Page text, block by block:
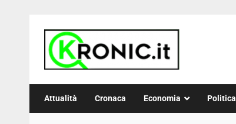
content
Attualità Cronaca Economia Politica